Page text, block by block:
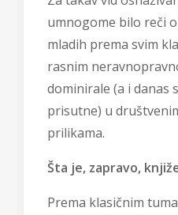
umnogome bilo reči
mladih prema svim
rasnim
dominirale (a i danas
prisutne) u
prilikama.
Šta je, zapravo,
Prema klasičnim